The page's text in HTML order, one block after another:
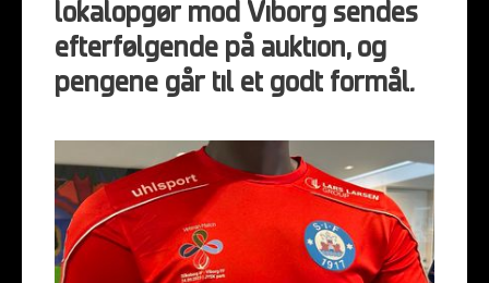
lokalopgør mod Viborg sendes
efterfølgende på auktion, og
pengene går til et godt formål.